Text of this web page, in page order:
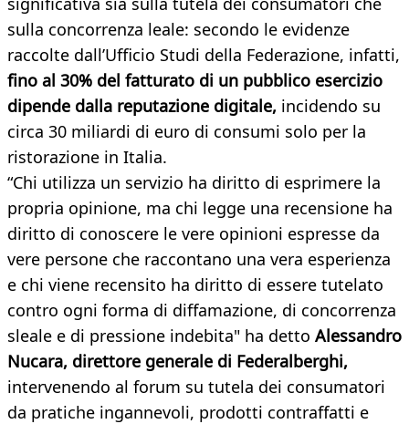
sulla concorrenza leale: secondo le evidenze
raccolte dall’Ufficio Studi della Federazione, infatti,
fino al 30% del fatturato di un pubblico esercizio
dipende dalla reputazione digitale, incidendo su
circa 30 miliardi di euro di consumi solo per la
ristorazione in Italia.
“Chi utilizza un servizio ha diritto di esprimere la
propria opinione, ma chi legge una recensione ha
diritto di conoscere le vere opinioni espresse da
vere persone che raccontano una vera esperienza
e chi viene recensito ha diritto di essere tutelato
contro ogni forma di diffamazione, di concorrenza
sleale e di pressione indebita" ha detto Alessandro
Nucara, direttore generale di Federalberghi,
intervenendo al forum su tutela dei consumatori
da pratiche ingannevoli, prodotti contraffatti e